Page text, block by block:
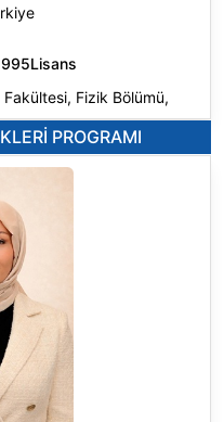
Fizik Bölümü,
PROGRAMI